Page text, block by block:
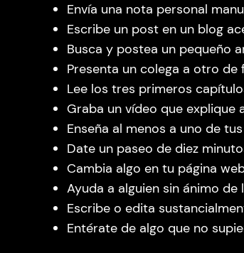
Envía una nota personal
Escribe un post en un blog
Busca y postea un pequeño
Presenta un colega a otro
Lee los tres primeros
Graba un vídeo que explique
Enseña al menos a uno de
Date un paseo de diez
Cambia algo en tu página
Ayuda a alguien sin ánimo
Escribe o edita
Entérate de algo que no